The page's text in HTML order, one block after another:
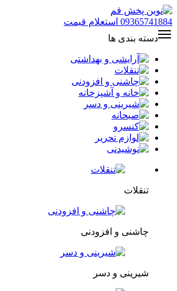
09365741884 استعلام قیمت
دسته بندی ها
تنقلات
چاشنی و افزودنی
شیرینی و دسر